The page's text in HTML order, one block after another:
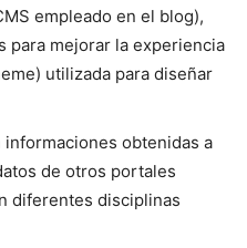
empleado en el blog),
para mejorar la experiencia
utilizada para diseñar
informaciones obtenidas a
de otros portales
diferentes disciplinas